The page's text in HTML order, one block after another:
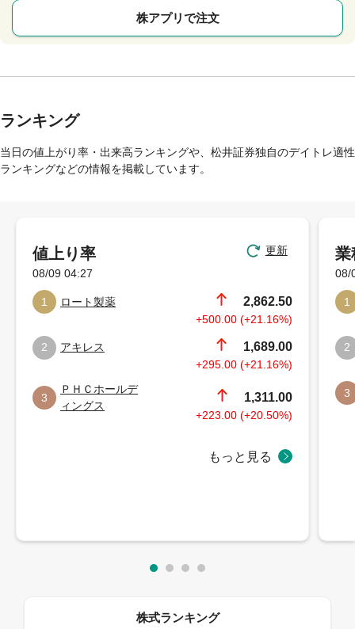
株アプリで注文
ランキング
当日の値上がり率・出来高ランキングや、松井証券独自のデイトレ適性
ランキングなどの情報を掲載しています。